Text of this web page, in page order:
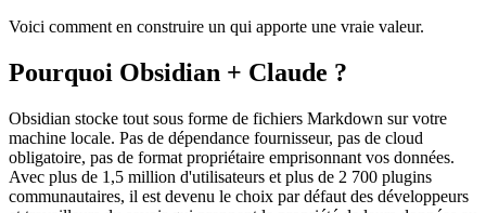
Voici comment en construire un qui apporte une vraie valeur.
Pourquoi Obsidian + Claude ?
Obsidian stocke tout sous forme de fichiers Markdown sur votre
machine locale. Pas de dépendance fournisseur, pas de cloud
obligatoire, pas de format propriétaire emprisonnant vos données.
Avec plus de 1,5 million d'utilisateurs et plus de 2 700 plugins
communautaires, il est devenu le choix par défaut des développeurs